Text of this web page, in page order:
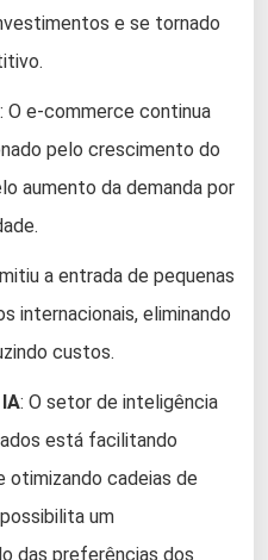
e se tornado
: O e-commerce continua
pelo crescimento do
aumento da demanda por
a entrada de pequenas
internacionais, eliminando
custos.
: O setor de inteligência
está facilitando
cadeias de
um
das preferências dos